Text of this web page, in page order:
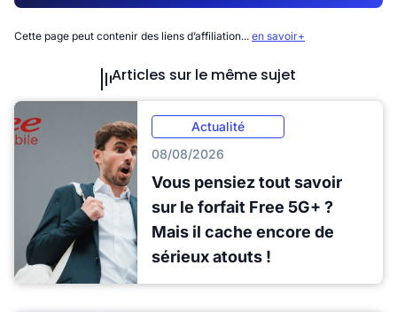
Cette page peut contenir des liens d’affiliation... en savoir+
Articles sur le même sujet
Actualité
08/08/2026
Vous pensiez tout savoir
sur le forfait Free 5G+ ?
Mais il cache encore de
sérieux atouts !